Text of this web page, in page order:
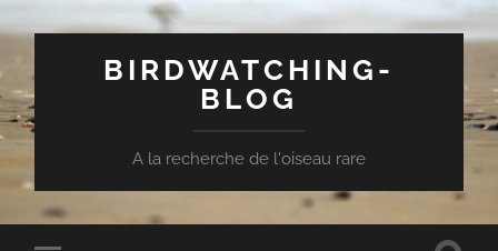
BIRDWATCHING-
BLOG
A la recherche de l'oiseau rare